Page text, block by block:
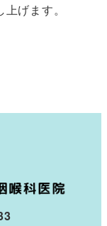
げます。